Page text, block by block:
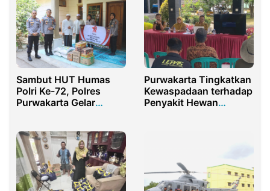
Sambut HUT Humas
Polri Ke-72, Polres
Purwakarta Gelar
Purwakarta Tingkatkan
Kewaspadaan terhadap
Penyakit Hewan